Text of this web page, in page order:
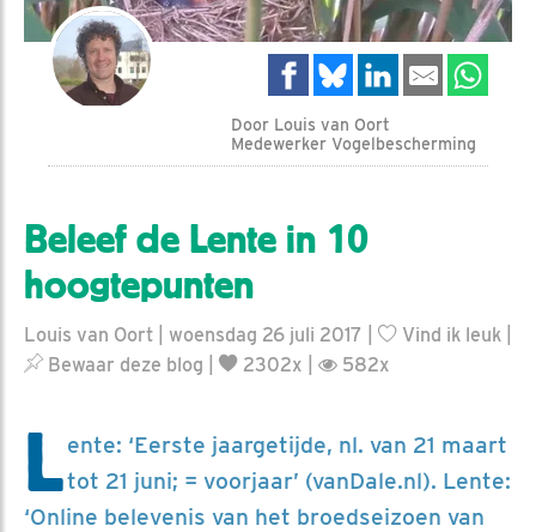
Door Louis van Oort
Medewerker Vogelbescherming
Beleef de Lente in 10
hoogtepunten
Louis van Oort | woensdag 26 juli 2017 | Vind ik leuk
Bewaar deze blog
2302x | 582x
Lente: ‘Eerste jaargetijde, nl. van 21 maart
tot 21 juni; = voorjaar’ (vanDale.nl). Lente:
‘Online belevenis van het broedseizoen van